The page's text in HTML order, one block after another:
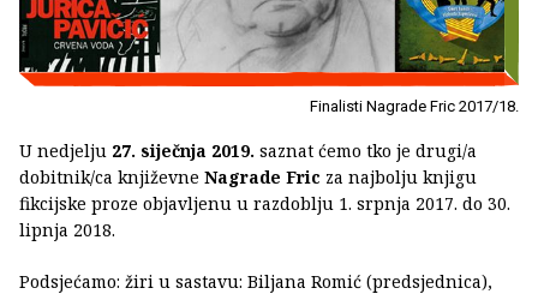
Finalisti Nagrade Fric 2017/18.
U nedjelju 27. siječnja 2019. saznat ćemo tko je drugi/a
dobitnik/ca književne Nagrade Fric za najbolju knjigu
fikcijske proze objavljenu u razdoblju 1. srpnja 2017. do 30.
lipnja 2018.
Podsjećamo: žiri u sastavu: Biljana Romić (predsjednica),